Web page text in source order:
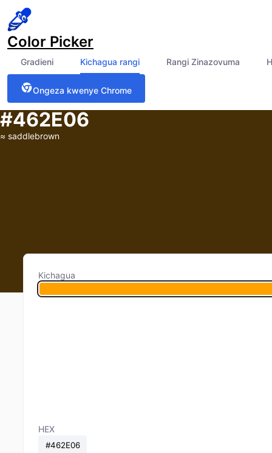
Color Picker
Gradieni Kichagua rangi Rangi Zinazovuma
Ongeza kwenye Chrome
#462E06
≈ saddlebrown
Kichagua
HEX